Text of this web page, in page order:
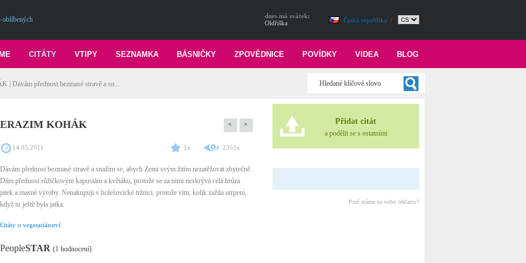
oblíbených Česká republika /
dnes má svátek:
Oldřiška
BLOG
VIDEA
POVÍDKY
ZPOVĚDNICE
BÁSNIČKY
SEZNAMKA
VTIPY
CITÁTY
| Dávám přednost bezmasé stravě a sn...
ERAZIM KOHÁK < >
14.05.2011 1x 2351x
Dávám přednost bezmasé stravě a snažím se, abych Zemi svým žitím nezatěžovat zbytečně.
Dám přednost růžičkovým kapustám a květáku, protože se za nimi neskrývá celá hrůza
jatek a masné výroby. Nenakupuji v holešovické tržnici, protože vím, kolik zažila utrpení,
když tu ještě byla jatka.
Citáty o vegetariánství
PeopleSTAR (1 hodnocení)
Přidat citát
a podělit se s ostatními
Proč máme na webu reklamy?